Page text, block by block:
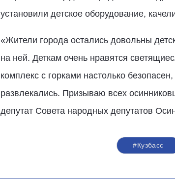
установили детское оборудование,
«Жители города остались довольны
на ней. Деткам очень нравятся
комплекс с горками настолько
развлекались. Призываю всех
депутат Совета народных депутатов
#Кузбасс